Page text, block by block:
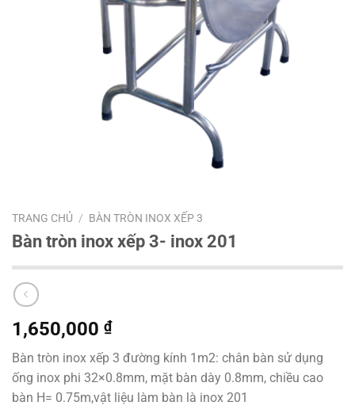
TRANG CHỦ / BÀN TRÒN INOX XẾP 3
Bàn tròn inox xếp 3- inox 201
1,650,000 ₫
Bàn tròn inox xếp 3 đường kính 1m2: chân bàn sử dụng
ống inox phi 32×0.8mm, mặt bàn dày 0.8mm, chiều cao
bàn H= 0.75m,vật liệu làm bàn là inox 201